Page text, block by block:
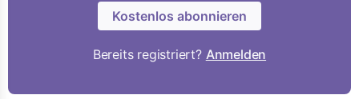
Kostenlos abonnieren
Bereits registriert? Anmelden